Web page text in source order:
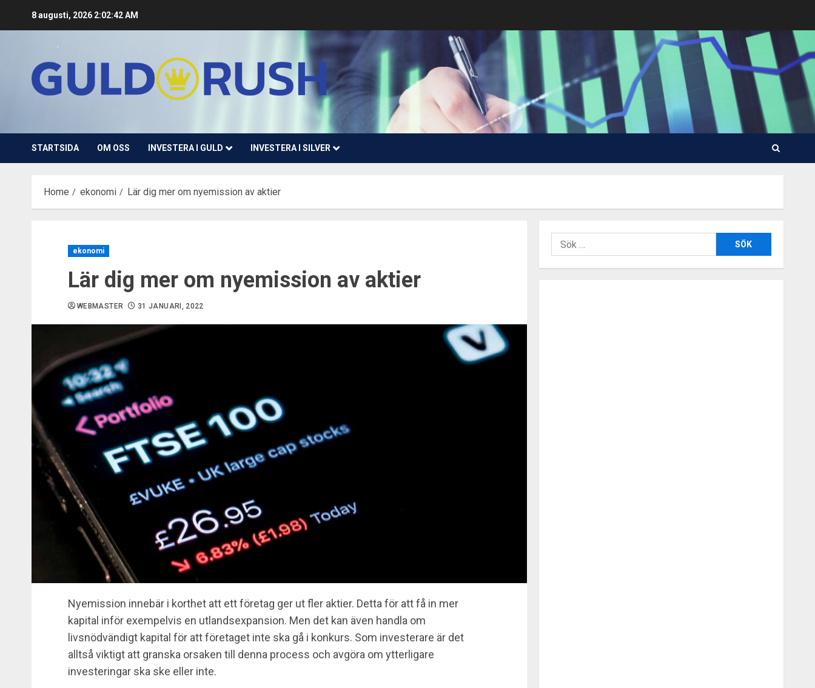
8 augusti, 2026 2:02:43 AM
STARTSIDA OM OSS INVESTERA I GULD INVESTERA I SILVER
Home ekonomi Lär dig mer om nyemission av aktier
ekonomi
Lär dig mer om nyemission av aktier
WEBMASTER 31 JANUARI, 2022
Nyemission innebär i korthet att ett företag ger ut fler aktier. Detta för att få in mer
kapital inför exempelvis en utlandsexpansion. Men det kan även handla om
livsnödvändigt kapital för att företaget inte ska gå i konkurs. Som investerare är det
alltså viktigt att granska orsaken till denna process och avgöra om ytterligare
investeringar ska ske eller inte.
Sök
efter: